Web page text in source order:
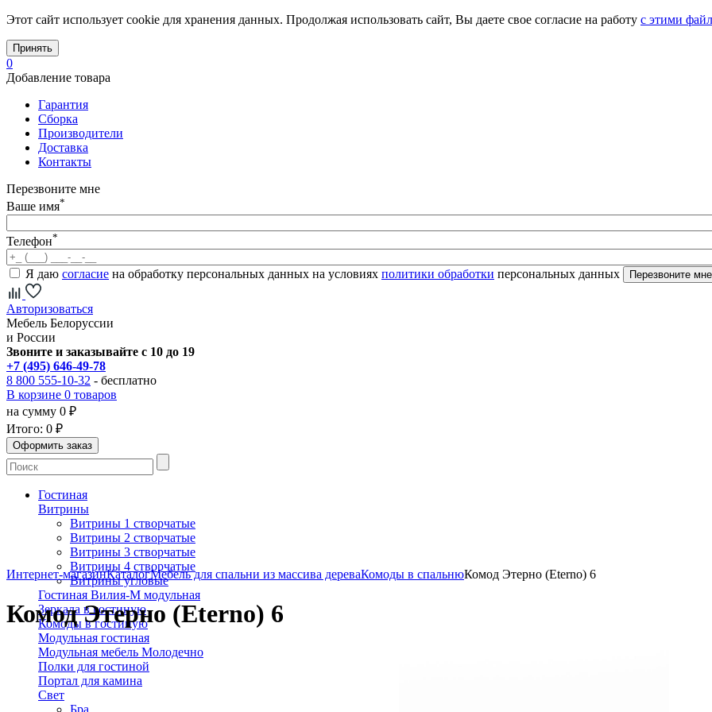
Этот сайт использует cookie для хранения данных. Продолжая использовать сайт, Вы даете свое согласие на работу с этими
Принять
0
Добавление товара
Гарантия
Сборка
Производители
Доставка
Контакты
Перезвоните мне
Ваше имя*
Телефон*
Я даю согласие на обработку персональных данных на условиях политики обработки персональных данных
Авторизоваться
Мебель Белоруссии
и России
Звоните и заказывайте с 10 до 19
+7 (495) 646-49-78
8 800 555-10-32 - бесплатно
В корзине 0 товаров
на сумму 0 ₽
Итого: 0 ₽
Гостиная
Витрины
Витрины 1 створчатые
Витрины 2 створчатые
Витрины 3 створчатые
Витрины 4 створчатые
Витрины угловые
Гостиная Вилия-М модульная
Зеркала в гостиную
Комоды в гостиную
Модульная гостиная
Модульная мебель Молодечно
Полки для гостиной
Портал для камина
Свет
Интернет-магазинКаталогМебель для спальни из массива дереваКомоды в спальнюКомод Этерно (Eterno) 6
Комод Этерно (Eterno) 6